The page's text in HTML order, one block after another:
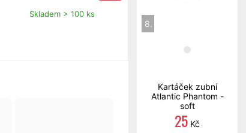
Skladem > 100 ks
8.
Kartáček zubní
Atlantic Phantom -
soft
25 Kč